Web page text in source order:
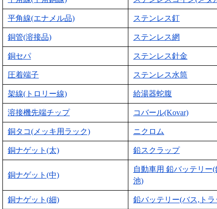
平角線(エナメル品) ステンレス釘
銅管(溶接品) ステンレス網
銅セパ ステンレス針金
圧着端子 ステンレス水筒
架線(トロリー線) 給湯器蛇腹
溶接機先端チップ コバール(Kovar)
銅タコ(メッキ用ラック) ニクロム
銅ナゲット(太) 鉛スクラップ
銅ナゲット(中)
自動車用 鉛バッテリー
池)
銅ナゲット(細) 鉛バッテリー(バス,トラ